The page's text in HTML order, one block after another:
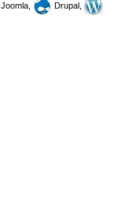
Joomla,
Drupal,